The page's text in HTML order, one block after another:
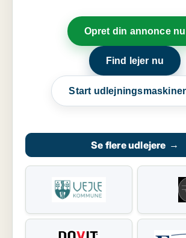
Opret din annonce nu
Find lejer nu
Start
Se flere udlejere →